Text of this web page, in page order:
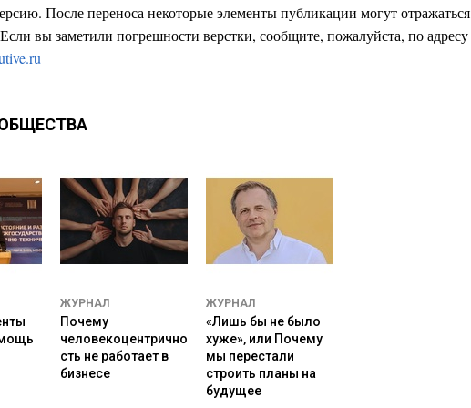
основой культурных ценностей.
в качестве обязательного предмета китайский язык и основы
и культуры?!
на государственном уровне «одебиливание» этого самого
После переноса некоторые элементы публикации могут отражаться
вы заметили погрешности верстки, сообщите, пожалуйста, по адресу
ЖУРНАЛ
Почему
человекоцентрично
сть не работает в
бизнесе
ЖУРНАЛ
«Лишь бы не было
хуже», или Почему
мы перестали
строить планы на
будущее